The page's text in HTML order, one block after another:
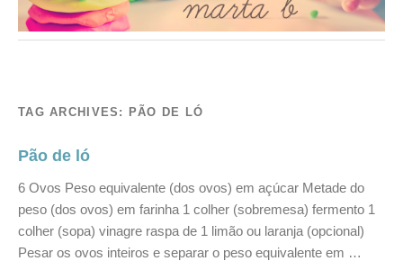
TAG ARCHIVES: PÃO DE LÓ
Pão de ló
6 Ovos Peso equivalente (dos ovos) em açúcar Metade do
peso (dos ovos) em farinha 1 colher (sobremesa) fermento 1
colher (sopa) vinagre raspa de 1 limão ou laranja (opcional)
Pesar os ovos inteiros e separar o peso equivalente em …